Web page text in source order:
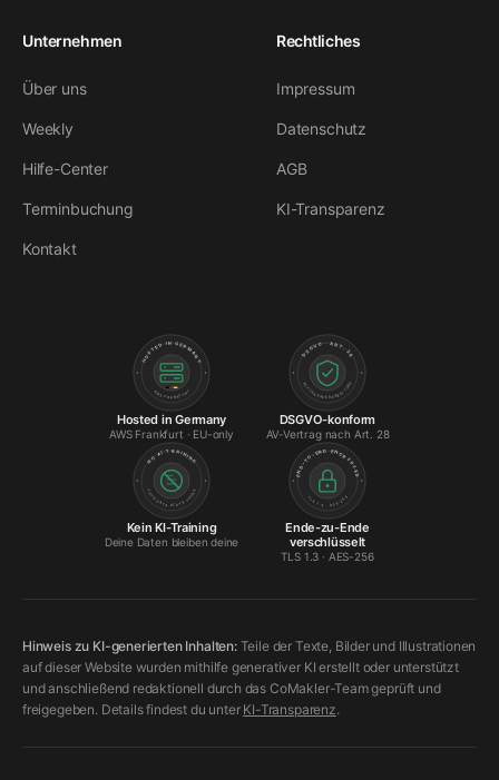
Unternehmen
Über uns
Weekly
Hilfe-Center
Terminbuchung
Kontakt
Rechtliches
Impressum
Datenschutz
AGB
KI-Transparenz
HOSTED IN GERMANY
· AWS FRANKFURT ·
Hosted in Germany
AWS Frankfurt · EU-only
DSGVO · ART. 28
· AUFTRAGSVERARBEITUNG ·
DSGVO-konform
AV-Vertrag nach Art. 28
NO AI TRAINING
· YOUR
DATA STAYS
YOURS ·
Kein KI-Training
Deine Daten bleiben deine
END-TO-END ENCRYPTED
· TLS 1.3 · AES-256 ·
Ende-zu-Ende
verschlüsselt
TLS 1.3 · AES-256
Hinweis zu KI-generierten Inhalten: Teile der Texte, Bilder und Illustrationen
auf dieser Website wurden mithilfe generativer KI erstellt oder unterstützt
und anschließend redaktionell durch das CoMakler-Team geprüft und
freigegeben. Details findest du unter KI-Transparenz.